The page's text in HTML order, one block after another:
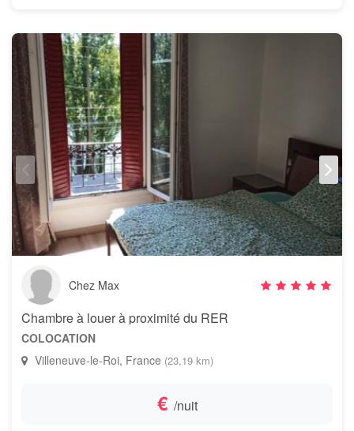
Chez Max
Chambre à louer à proximité du RER
COLOCATION
Villeneuve-le-Roi, France (23,19 km)
€ /nuit